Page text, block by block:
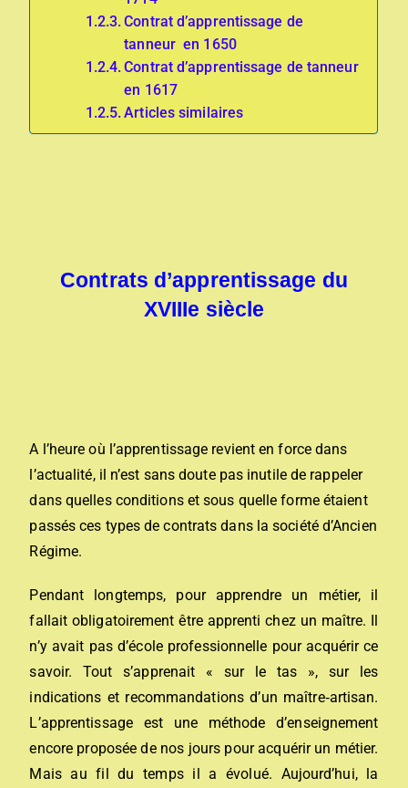
Contrat d’apprentissage de
tanneur en 1650
Contrat d’apprentissage de tanneur
en 1617
Articles similaires
Contrats d’apprentissage du
XVIIIe siècle
A l’heure où l’apprentissage revient en force dans
l’actualité, il n’est sans doute pas inutile de rappeler
dans quelles conditions et sous quelle forme étaient
passés ces types de contrats dans la société d’Ancien
Régime.
Pendant longtemps, pour apprendre un métier, il
fallait obligatoirement être apprenti chez un maître. Il
n’y avait pas d’école professionnelle pour acquérir ce
savoir. Tout s’apprenait « sur le tas », sur les
indications et recommandations d’un maître‐artisan.
L’apprentissage est une méthode d’enseignement
encore proposée de nos jours pour acquérir un métier.
Mais au fil du temps il a évolué. Aujourd’hui, la